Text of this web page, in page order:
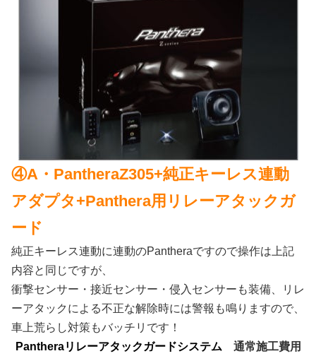
④A・PantheraZ305+純正キーレス連動
アダプタ+Panthera用リレーアタックガ
ード
純正キーレス連動に連動のPantheraですので操作は上記
内容と同じですが、
衝撃センサー・接近センサー・侵入センサーも装備、リレ
ーアタックによる不正な解除時には警報も鳴りますので、
車上荒らし対策もバッチリです！
Pantheraリレーアタックガードシステム 通常施工費用